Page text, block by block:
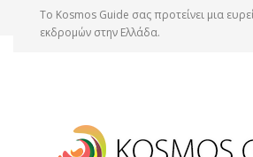
Tο Kosmos Guide σας προτείνει μια
εκδρομών στην Ελλάδα.